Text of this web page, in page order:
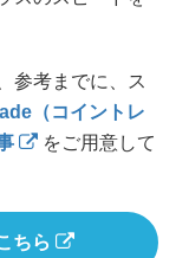
参考までに、ス
（コイントレ
をご用意して
ちら